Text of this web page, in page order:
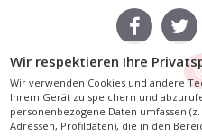
Powered by
Wir respektieren Ihre
Wir verwenden Cookies und andere
Ihrem Gerät zu speichern und
personenbezogene Daten umfassen
Adressen, Profildaten), die in den